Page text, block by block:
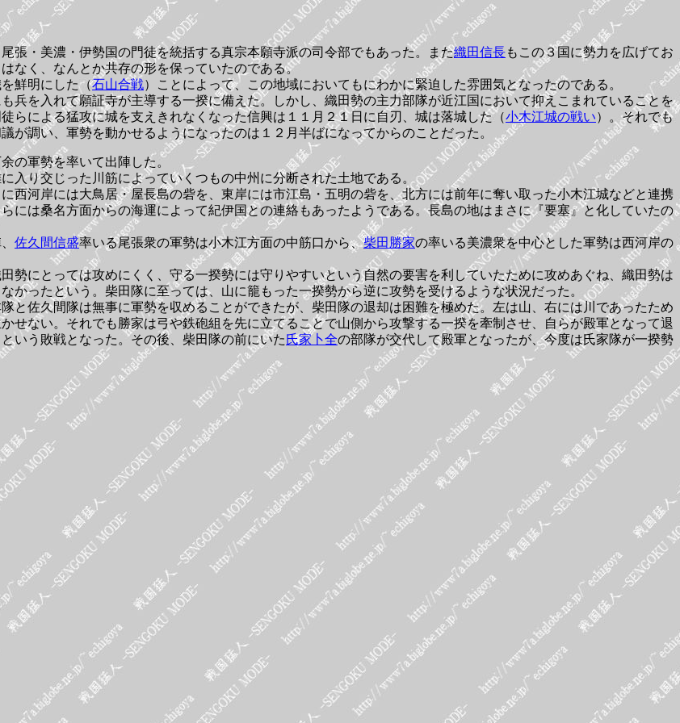
張・美濃・伊勢国の門徒を統括する真宗本願寺派の司令部でもあった。また織田信長もこの３国に勢力を広げてお
なく、なんとか共存の形を保っていたのである。
鮮明にした（石山合戦）ことによって、この地域においてもにわかに緊迫した雰囲気となったのである。
兵を入れて願証寺が主導する一揆に備えた。しかし、織田勢の主力部隊が近江国において抑えこまれていることを
らによる猛攻に城を支えきれなくなった信興は１１月２１日に自刃、城は落城した（小木江城の戦い）。それでも
調い、軍勢を動かせるようになったのは１２月半ばになってからのことだった。
の軍勢を率いて出陣した。
り交じった川筋によっていくつもの中州に分断された土地である。
西河岸には大鳥居・屋長島の砦を、東岸には市江島・五明の砦を、北方には前年に奪い取った小木江城などと連携
には桑名方面からの海運によって紀伊国との連絡もあったようである。長島の地はまさに『要塞』と化していたの
佐久間信盛率いる尾張衆の軍勢は小木江方面の中筋口から、柴田勝家の率いる美濃衆を中心とした軍勢は西河岸の
勢にとっては攻めにくく、守る一揆勢には守りやすいという自然の要害を利していたために攻めあぐね、織田勢は
ったという。柴田隊に至っては、山に籠もった一揆勢から逆に攻勢を受けるような状況だった。
と佐久間隊は無事に軍勢を収めることができたが、柴田隊の退却は困難を極めた。左は山、右には川であったため
せない。それでも勝家は弓や鉄砲組を先に立てることで山側から攻撃する一揆を牽制させ、自らが殿軍となって退
いう敗戦となった。その後、柴田隊の前にいた 氏家卜全の部隊が交代して殿軍となったが、今度は氏家隊が一揆勢